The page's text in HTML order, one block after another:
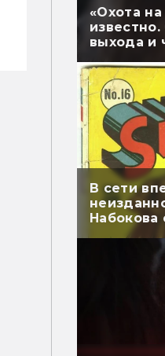
«Охота
выхода и
В сети
перевели